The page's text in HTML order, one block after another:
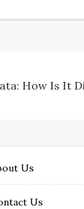
How Is
Us
Us